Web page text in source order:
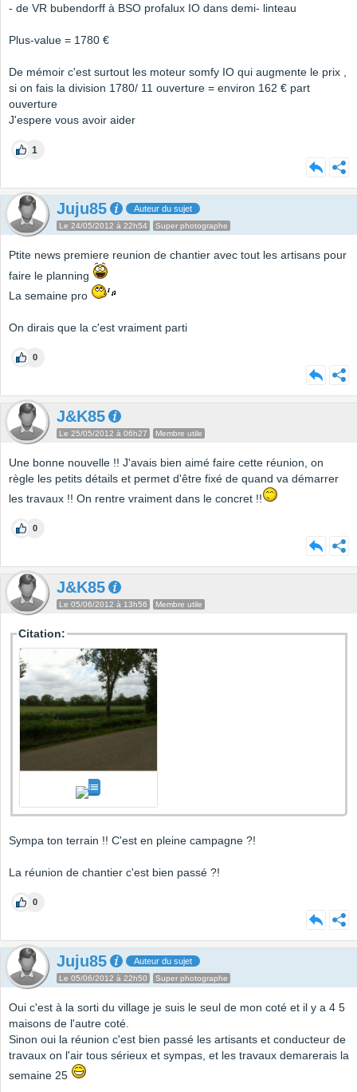
- de VR bubendorff à BSO profalux IO dans demi- linteau
Plus-value = 1780 €
De mémoir c'est surtout les moteur somfy IO qui augmente le prix ,
si on fais la division 1780/ 11 ouverture = environ 162 € part
ouverture
J'espere vous avoir aider
1
Juju85 Auteur du sujet
Le 24/05/2012 à 22h54 Super photographe
Ptite news premiere reunion de chantier avec tout les artisans pour
faire le planning
La semaine pro
On dirais que la c'est vraiment parti
0
J&K85
Le 25/05/2012 à 06h27 Membre utile
Une bonne nouvelle !! J'avais bien aimé faire cette réunion, on
règle les petits détails et permet d'être fixé de quand va démarrer
les travaux !! On rentre vraiment dans le concret !!
0
J&K85
Le 05/06/2012 à 13h56 Membre utile
Citation:
Sympa ton terrain !! C'est en pleine campagne ?!
La réunion de chantier c'est bien passé ?!
0
Juju85 Auteur du sujet
Le 05/06/2012 à 22h50 Super photographe
Oui c'est à la sorti du village je suis le seul de mon coté et il y a 4 5
maisons de l'autre coté.
Sinon oui la réunion c'est bien passé les artisants et conducteur de
travaux on l'air tous sérieux et sympas, et les travaux demarerais la
semaine 25